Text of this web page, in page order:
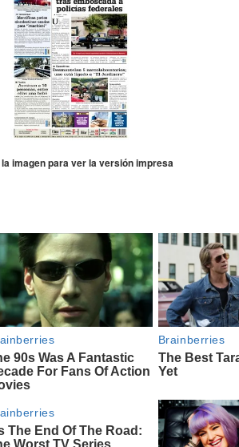
imagen para ver la versión impresa